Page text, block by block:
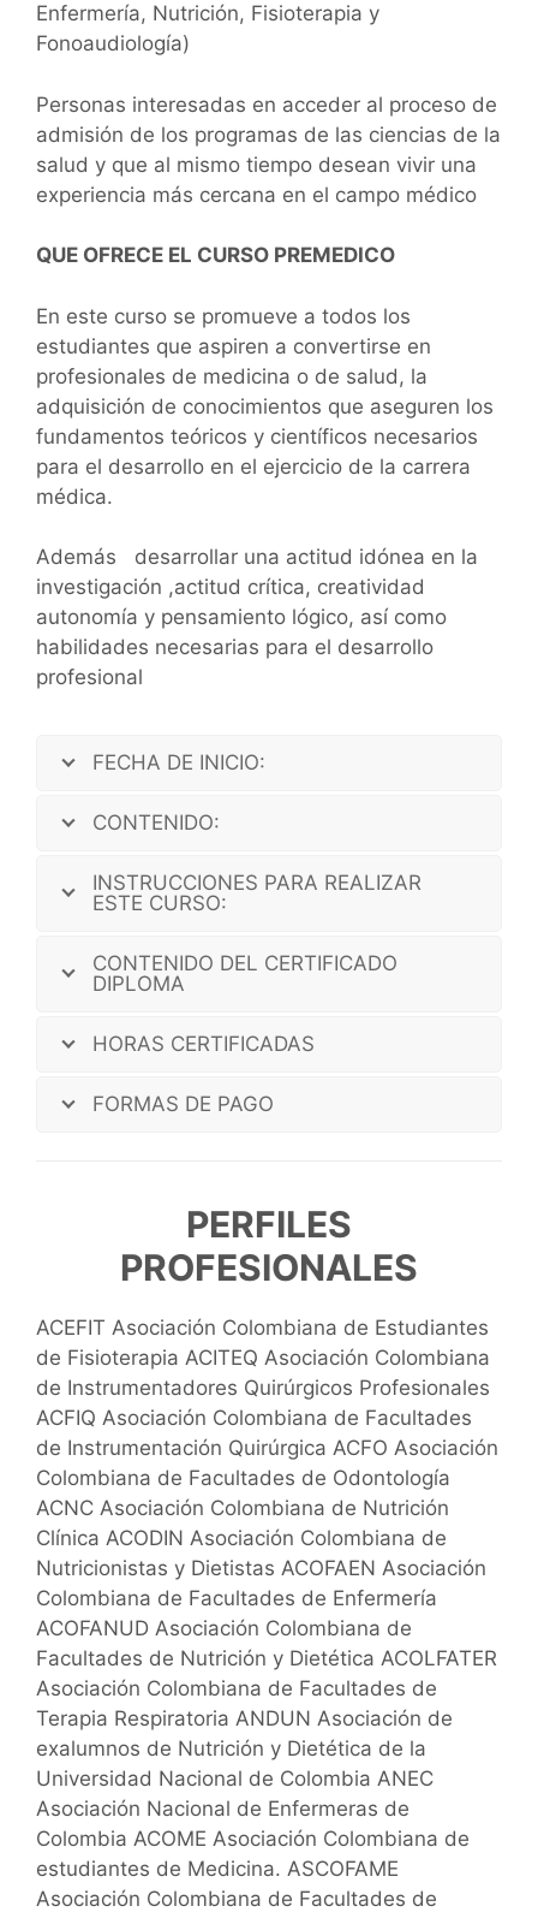
Enfermería, Nutrición, Fisioterapia y
Fonoaudiología)
Personas interesadas en acceder al proceso de
admisión de los programas de las ciencias de la
salud y que al mismo tiempo desean vivir una
experiencia más cercana en el campo médico
QUE OFRECE EL CURSO PREMEDICO
En este curso se promueve a todos los
estudiantes que aspiren a convertirse en
profesionales de medicina o de salud, la
adquisición de conocimientos que aseguren los
fundamentos teóricos y científicos necesarios
para el desarrollo en el ejercicio de la carrera
médica.
Además desarrollar una actitud idónea en la
investigación ,actitud crítica, creatividad
autonomía y pensamiento lógico, así como
habilidades necesarias para el desarrollo
profesional
FECHA DE INICIO:
CONTENIDO:
INSTRUCCIONES PARA REALIZAR
ESTE CURSO:
CONTENIDO DEL CERTIFICADO
DIPLOMA
HORAS CERTIFICADAS
FORMAS DE PAGO
PERFILES
PROFESIONALES
ACEFIT Asociación Colombiana de Estudiantes
de Fisioterapia ACITEQ Asociación Colombiana
de Instrumentadores Quirúrgicos Profesionales
ACFIQ Asociación Colombiana de Facultades
de Instrumentación Quirúrgica ACFO Asociación
Colombiana de Facultades de Odontología
ACNC Asociación Colombiana de Nutrición
Clínica ACODIN Asociación Colombiana de
Nutricionistas y Dietistas ACOFAEN Asociación
Colombiana de Facultades de Enfermería
ACOFANUD Asociación Colombiana de
Facultades de Nutrición y Dietética ACOLFATER
Asociación Colombiana de Facultades de
Terapia Respiratoria ANDUN Asociación de
exalumnos de Nutrición y Dietética de la
Universidad Nacional de Colombia ANEC
Asociación Nacional de Enfermeras de
Colombia ACOME Asociación Colombiana de
estudiantes de Medicina. ASCOFAME
Asociación Colombiana de Facultades de